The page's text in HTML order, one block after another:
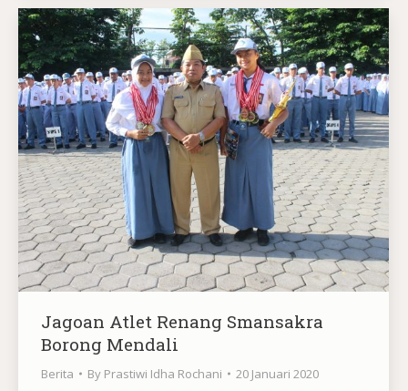
Jagoan Atlet Renang Smansakra
Borong Mendali
Berita By Prastiwi Idha Rochani 20 Januari 2020